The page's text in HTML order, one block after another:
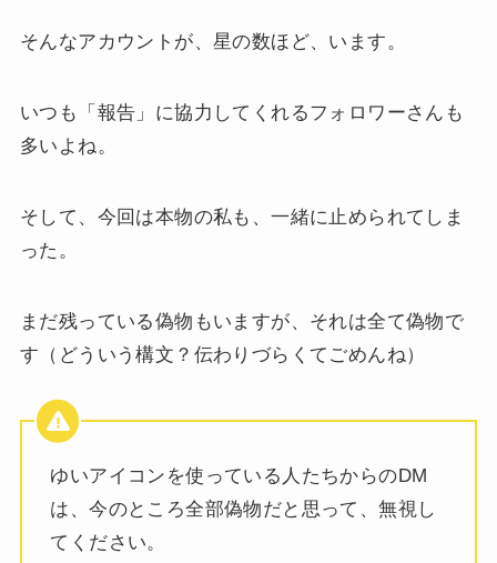
そんなアカウントが、星の数ほど、います。
いつも「報告」に協力してくれるフォロワーさんも
多いよね。
そして、今回は本物の私も、一緒に止められてしま
った。
まだ残っている偽物もいますが、それは全て偽物で
す（どういう構文？伝わりづらくてごめんね）
ゆいアイコンを使っている人たちからのDM
は、今のところ全部偽物だと思って、無視し
てください。